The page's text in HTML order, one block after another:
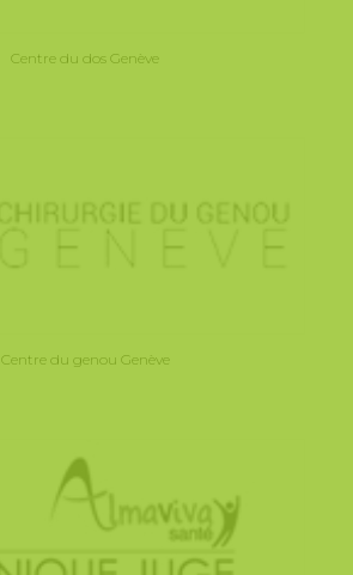
Centre du dos Genève
Centre du genou Genève